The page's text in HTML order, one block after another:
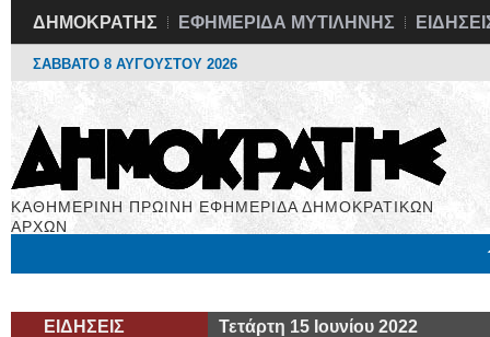
ΔΗΜΟΚΡΑΤΗΣ ΕΦΗΜΕΡΙΔΑ ΜΥΤΙΛΗΝΗΣ
ΣΑΒΒΑΤΟ 8 ΑΥΓΟΥΣΤΟΥ 2026
ΚΑΘΗΜΕΡΙΝΗ ΠΡΩΙΝΗ ΕΦΗΜΕΡΙΔΑ ΔΗΜΟΚΡΑΤΙΚΩΝ
ΑΡΧΩΝ
ΕΙΔΗΣΕΙΣ Τετάρτη 15 Ιουνίου 2022